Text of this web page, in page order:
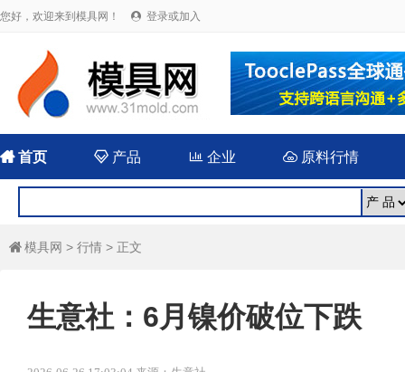
您好，欢迎来到模具网！  登录或加入
首页  产品 企业 原料行情
 模具网 > 行情 > 正文
生意社：6月镍价破位下跌